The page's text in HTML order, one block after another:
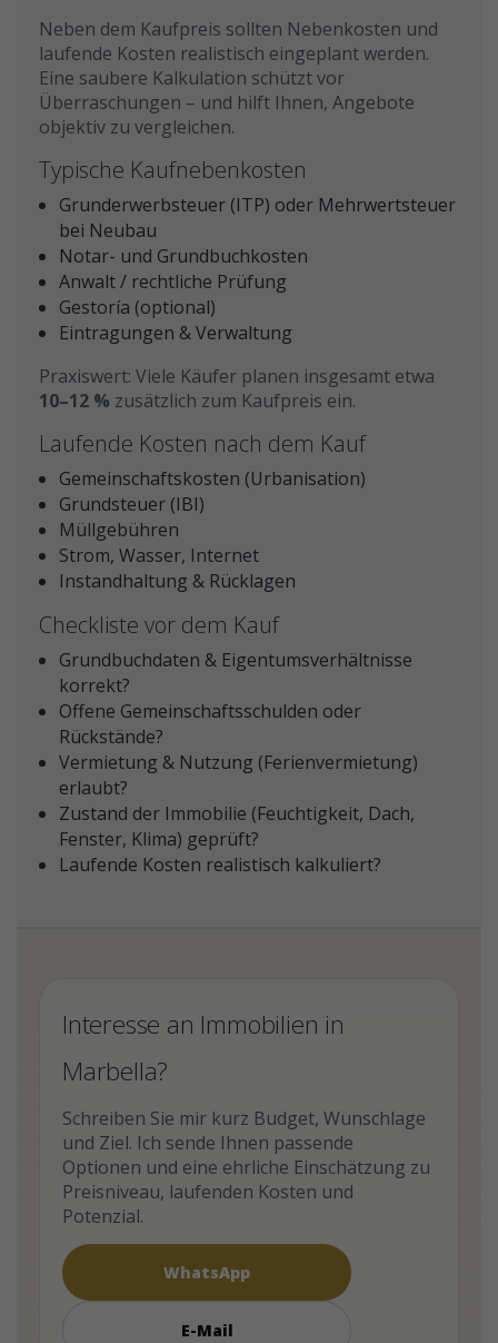
Neben dem Kaufpreis sollten Nebenkosten und
laufende Kosten realistisch eingeplant werden.
Eine saubere Kalkulation schützt vor
Überraschungen – und hilft Ihnen, Angebote
objektiv zu vergleichen.
Typische Kaufnebenkosten
Grunderwerbsteuer (ITP) oder Mehrwertsteuer
bei Neubau
Notar- und Grundbuchkosten
Anwalt / rechtliche Prüfung
Gestoría (optional)
Eintragungen & Verwaltung
Praxiswert: Viele Käufer planen insgesamt etwa
10–12 % zusätzlich zum Kaufpreis ein.
Laufende Kosten nach dem Kauf
Gemeinschaftskosten (Urbanisation)
Grundsteuer (IBI)
Müllgebühren
Strom, Wasser, Internet
Instandhaltung & Rücklagen
Checkliste vor dem Kauf
Grundbuchdaten & Eigentumsverhältnisse
korrekt?
Offene Gemeinschaftsschulden oder
Rückstände?
Vermietung & Nutzung (Ferienvermietung)
erlaubt?
Zustand der Immobilie (Feuchtigkeit, Dach,
Fenster, Klima) geprüft?
Laufende Kosten realistisch kalkuliert?
Interesse an Immobilien in
Marbella?
Schreiben Sie mir kurz Budget, Wunschlage
und Ziel. Ich sende Ihnen passende
Optionen und eine ehrliche Einschätzung zu
Preisniveau, laufenden Kosten und
Potenzial.
WhatsApp
E-Mail